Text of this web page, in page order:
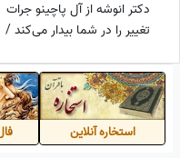
دکتر انوشه از آل پاچینو جرات
تغییر را در شما بیدار می‌کند /
استخاره آنلاین